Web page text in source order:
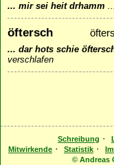
... mir sei heit drhamm ...
öftersch öfters
... dar hots schie
verschlafen
Schreibung ·
Mitwirkende · Statistik ·
© Andreas